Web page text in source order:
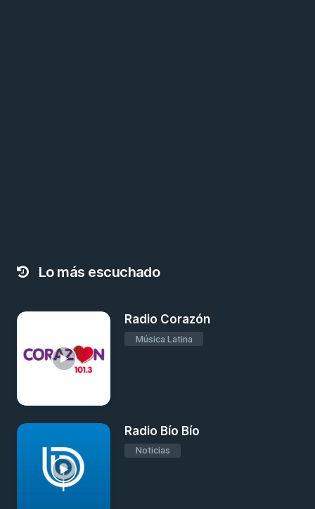
Lo más escuchado
Radio Corazón
Música Latina
Radio Bío Bío
Noticias